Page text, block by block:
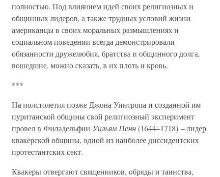
полностью. Под влиянием идей своих религиозных и
общинных лидеров, а также трудных условий жизни
американцы в своих моральных размышлениях и
социальном поведении всегда демонстрировали
обязанности дружелюбия, братства и общинного долга,
вошедшие, можно сказать, в их плоть и кровь.
***
На полстолетия позже Джона Уинтропа и созданной им
пуританской общины свой религиозный эксперимент
провел в Филадельфии Уильям Пенн(1644–1718) – лидер
квакерской общины, одной из наиболее диссидентских
протестантских сект.
Квакеры отвергают священников, обряды и таинства,